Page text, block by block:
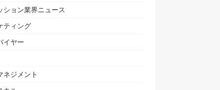
ション業界ニュース
ティング
イヤー
ネジメント